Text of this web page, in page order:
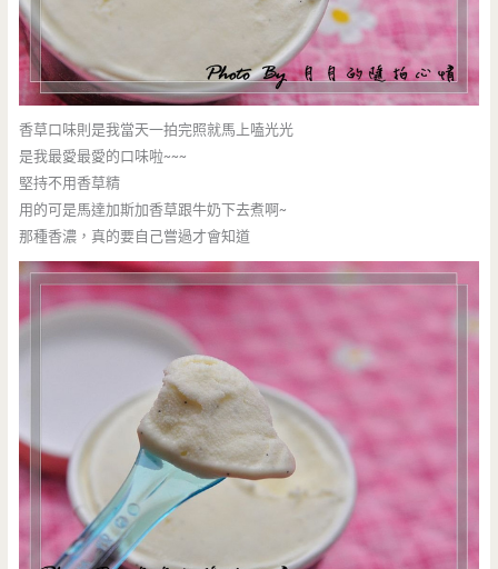
香草口味則是我當天一拍完照就馬上嗑光光
是我最愛最愛的口味啦~~~
堅持不用香草精
用的可是馬達加斯加香草跟牛奶下去煮啊~
那種香濃，真的要自己嘗過才會知道